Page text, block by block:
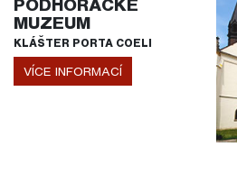
MUZEUM
KLÁŠTER PORTA COELI
VÍCE INFORMACÍ